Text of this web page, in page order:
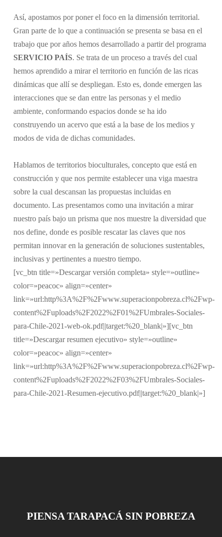
Así, apostamos por poner el foco en la dimensión territorial.
Gran parte de lo que a continuación se presenta se basa en el
trabajo que por años hemos desarrollado a partir del programa
SERVICIO PAÍS. Se trata de un proceso a través del cual
hemos aprendido a mirar el territorio en función de las ricas
dinámicas que allí se despliegan. Esto es, donde emergen las
interacciones que se dan entre las personas y el medio
ambiente, conformando espacios donde se ha ido
construyendo un acervo que está a la base de los medios y
modos de vida de dichas comunidades.
Hablamos de territorios bioculturales, concepto que está en
construcción y que nos permite establecer una viga maestra
sobre la cual descansan las propuestas incluidas en
documento. Las presentamos como una invitación a mirar
nuestro país bajo un prisma que nos muestre la diversidad que
nos define, donde es posible rescatar las claves que nos
permitan innovar en la generación de soluciones sustentables,
inclusivas y pertinentes a nuestro tiempo.
[vc_btn title=»Descargar versión completa» style=»outline»
color=»peacoc» align=»center»
link=»url:http%3A%2F%2Fwww.superacionpobreza.cl%2Fwp-
content%2Fuploads%2F2022%2F01%2FUmbrales-Sociales-
para-Chile-2021-web-ok.pdf||target:%20_blank|»][vc_btn
title=»Descargar resumen ejecutivo» style=»outline»
color=»peacoc» align=»center»
link=»url:http%3A%2F%2Fwww.superacionpobreza.cl%2Fwp-
content%2Fuploads%2F2022%2F03%2FUmbrales-Sociales-
para-Chile-2021-Resumen-ejecutivo.pdf||target:%20_blank|»]
PIENSA TARAPACÁ SIN POBREZA